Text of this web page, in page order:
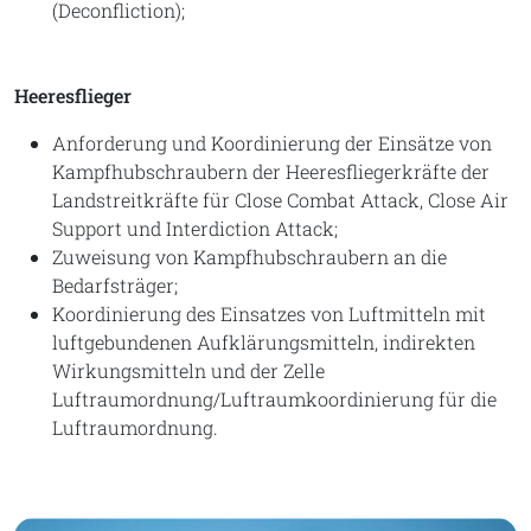
(Deconfliction);
Heeresflieger
Anforderung und Koordinierung der Einsätze von
Kampfhubschraubern der Heeresfliegerkräfte der
Landstreitkräfte für Close Combat Attack, Close Air
Support und Interdiction Attack;
Zuweisung von Kampfhubschraubern an die
Bedarfsträger;
Koordinierung des Einsatzes von Luftmitteln mit
luftgebundenen Aufklärungsmitteln, indirekten
Wirkungsmitteln und der Zelle
Luftraumordnung/Luftraumkoordinierung für die
Luftraumordnung.